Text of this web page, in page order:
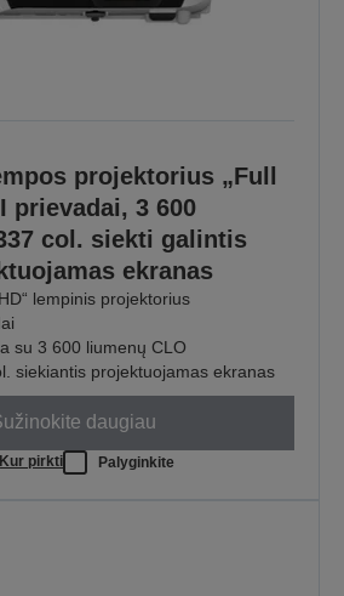
projektorius „Full
prievadai, 3 600
col. siekti galintis
ekranas
lempinis projektorius
su 3 600 liumenų CLO
siekiantis projektuojamas ekranas
daugiau
Kur pirkti Palyginkite